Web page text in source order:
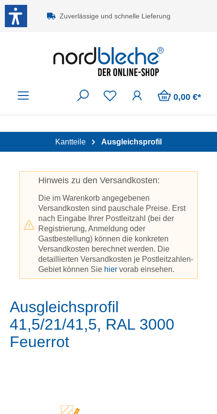
Zum Hauptinhalt springen
Zuverlässige und schnelle Lieferung
0,00 €*
Kantteile Ausgleichsprofil
Hinweis zu den Versandkosten:
Die im Warenkorb angegebenen
Versandkosten sind pauschale Preise. Erst
nach Eingabe Ihrer Postleitzahl (bei der
Registrierung, Anmeldung oder
Gastbestellung) können die konkreten
Versandkosten berechnet werden. Die
detaillierten Versandkosten je Postleitzahlen-
Gebiet können Sie hier vorab einsehen.
Ausgleichsprofil
41,5/21/41,5, RAL 3000
Feuerrot